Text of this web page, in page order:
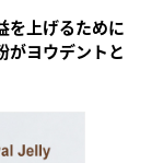
を上げるために
がヨウデントと